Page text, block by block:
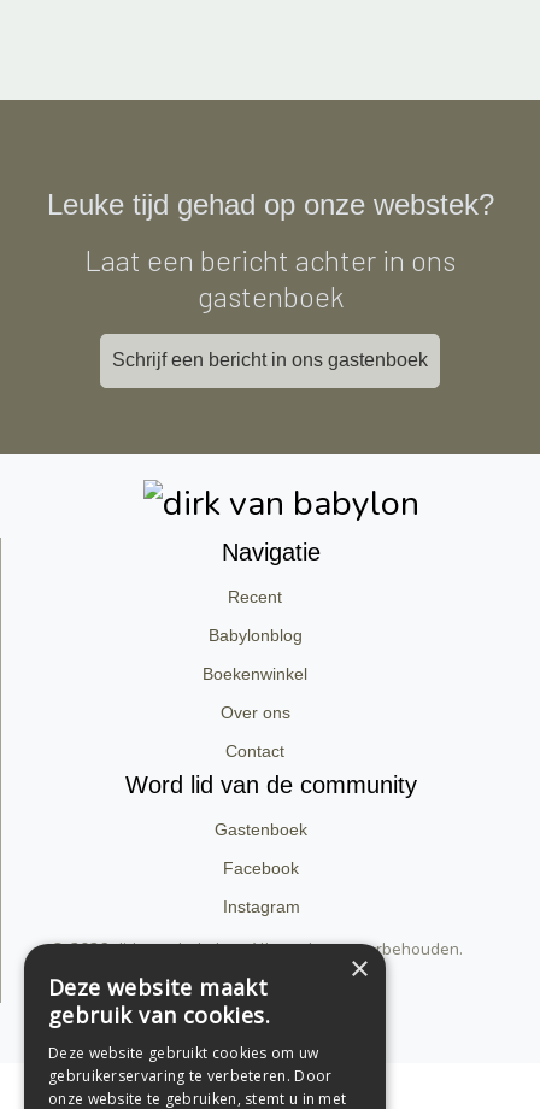
Leuke tijd gehad op onze webstek?
Laat een bericht achter in ons
gastenboek
Schrijf een bericht in ons gastenboek
Navigatie
Recent
Babylonblog
Boekenwinkel
Over ons
Contact
Word lid van de community
Gastenboek
Facebook
Instagram
© 2026 dirk van babylon. Alle rechten voorbehouden.
Privacyverklaring ×
Deze website maakt
gebruik van cookies.
Deze website gebruikt cookies om uw
gebruikerservaring te verbeteren. Door
onze website te gebruiken, stemt u in met